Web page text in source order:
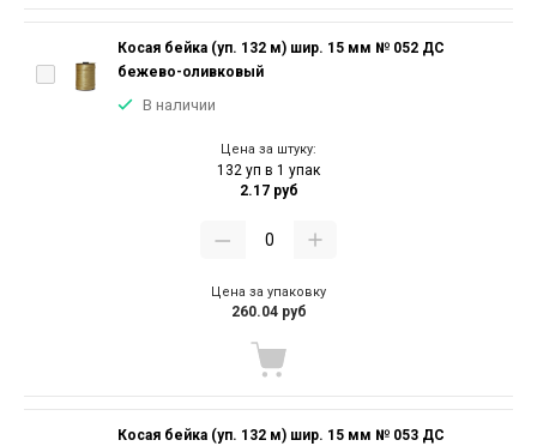
Косая бейка (уп. 132 м) шир. 15 мм № 052 ДС
бежево-оливковый
В наличии
Цена за штуку:
132 уп в 1 упак
2.17 руб
Цена за упаковку
260.04 руб
Косая бейка (уп. 132 м) шир. 15 мм № 053 ДС